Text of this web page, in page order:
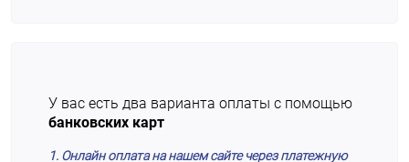
У вас есть два варианта оплаты с помощью
банковских карт
1. Онлайн оплата на нашем сайте через платежную